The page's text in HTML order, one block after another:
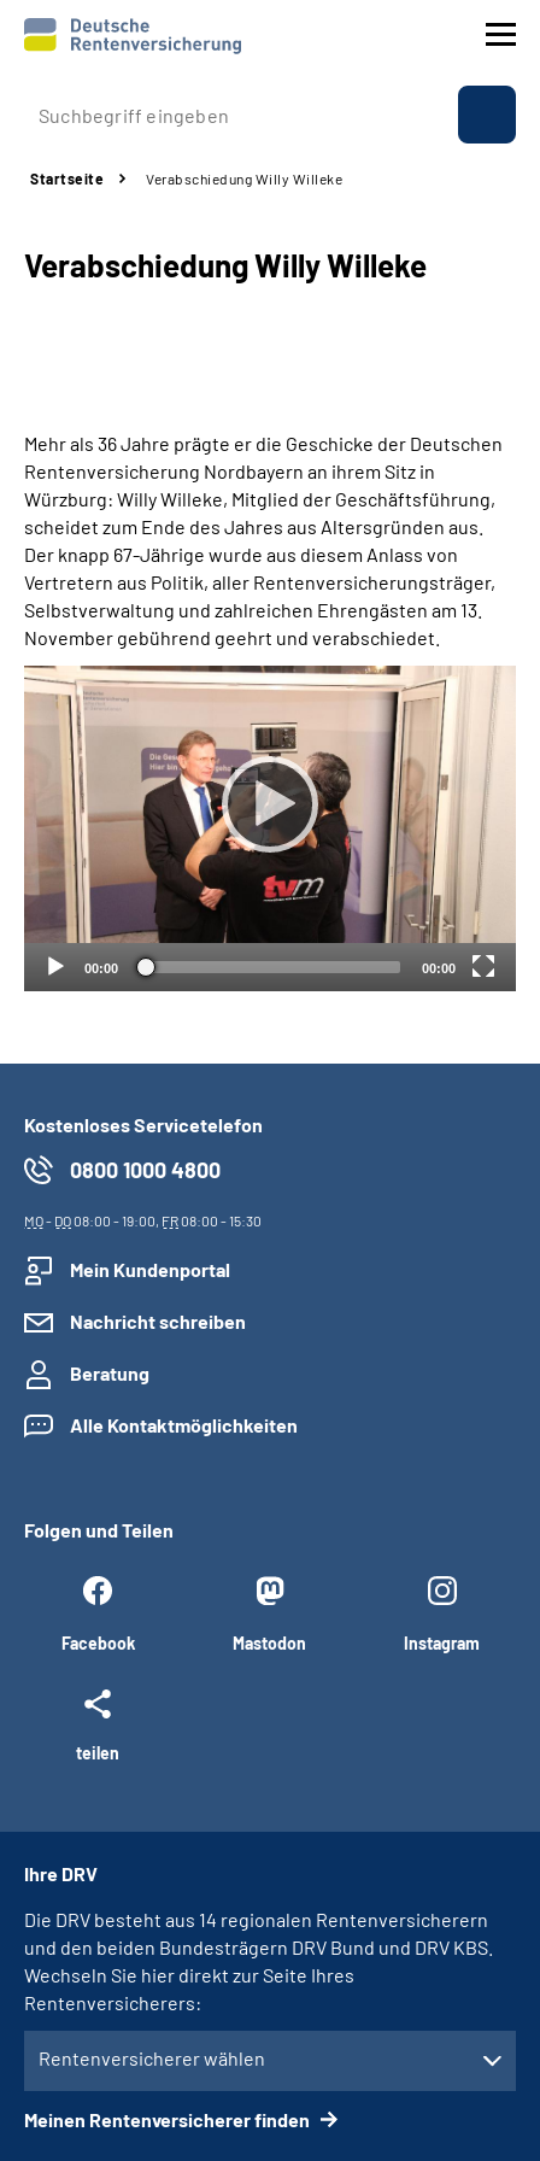
Prävention
Rente
Über uns & Presse
Online-Services
Language
Inhalte in Gebärdensprache (DGS)
Leichte Sprache
Mein Kundenportal
Startseite Verabschiedung Willy Willeke
Verabschiedung Willy Willeke
Mehr als 36 Jahre prägte er die Geschicke der Deutschen
Rentenversicherung Nordbayern an ihrem Sitz in
Würzburg: Willy Willeke, Mitglied der Geschäftsführung,
scheidet zum Ende des Jahres aus Altersgründen aus.
Der knapp 67-Jährige wurde aus diesem Anlass von
Vertretern aus Politik, aller Rentenversicherungsträger,
Selbstverwaltung und zahlreichen Ehrengästen am 13.
November gebührend geehrt und verabschiedet.
00:00 00:00
Kostenloses Servicetelefon
0800 1000 4800
MO- DO08:00 - 19:00, FR08:00 - 15:30
Mein Kundenportal
Nachricht schreiben
Beratung
Alle Kontaktmöglichkeiten
Folgen und Teilen
Facebook Mastodon Instagram
teilen
Ihre DRV
Die DRV besteht aus 14 regionalen Rentenversicherern
und den beiden Bundesträgern DRV Bund und DRV KBS.
Wechseln Sie hier direkt zur Seite Ihres
Rentenversicherers:
Rentenversicherer wählen
Meinen Rentenversicherer finden